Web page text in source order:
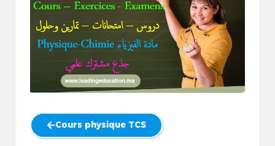
Cours physique TCS